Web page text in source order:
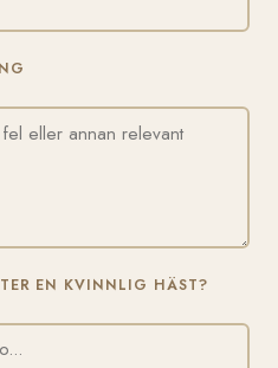
EN KVINNLIG HÄST?